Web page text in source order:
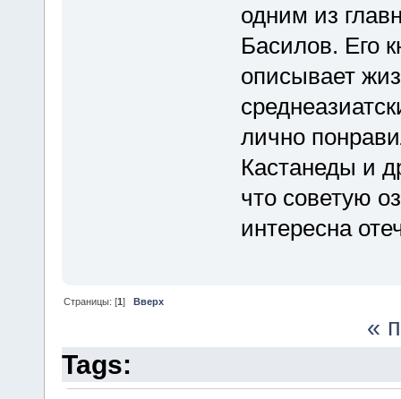
одним из
Басилов. Его
описывает
лично
Кастанеды и
что советую
интересна
Страницы: [1]Вверх
«
Tags: